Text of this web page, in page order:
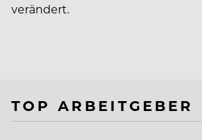
verändert.
TOP ARBEITGEBER